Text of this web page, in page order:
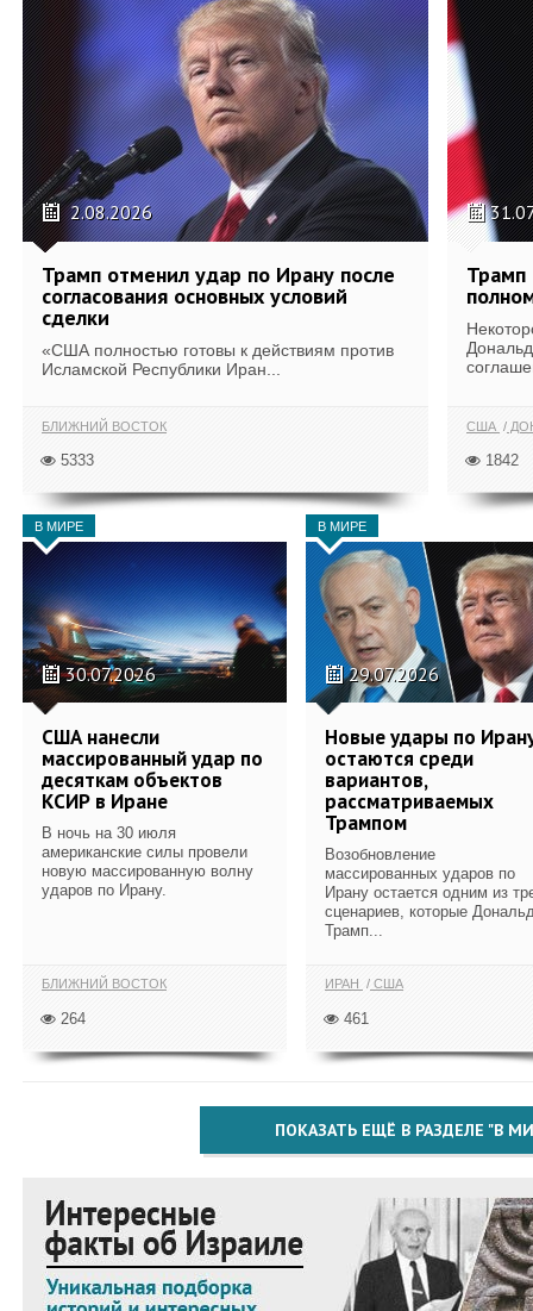
2.08.2026
Трамп отменил удар по Ирану после
согласования основных условий
сделки
«США полностью готовы к действиям против
Исламской Республики Иран...
БЛИЖНИЙ ВОСТОК
5333
Трамп
США
1842
В МИРЕ
30.07.2026
США нанесли
массированный удар по
десяткам объектов
КСИР в Иране
В ночь на 30 июля
американские силы провели
новую массированную волну
ударов по Ирану.
БЛИЖНИЙ ВОСТОК
264
В МИРЕ
29.07.2026
Новые удары по
остаются среди
вариантов,
рассматриваемых
Трампом
Возобновление
массированных ударов по
Ирану остается одним из
сценариев, которые
Трамп...
ИРАН США
461
ПОКАЗАТЬ ЕЩЁ В РАЗДЕЛЕ "В